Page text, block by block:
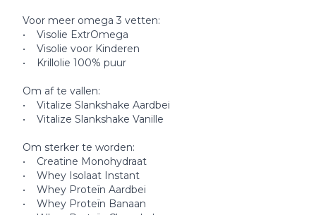
Voor meer omega 3 vetten:
• Visolie ExtrOmega
• Visolie voor Kinderen
• Krillolie 100% puur
Om af te vallen:
• Vitalize Slankshake Aardbei
• Vitalize Slankshake Vanille
Om sterker te worden:
• Creatine Monohydraat
• Whey Isolaat Instant
• Whey Proteïn Aardbei
• Whey Proteïn Banaan